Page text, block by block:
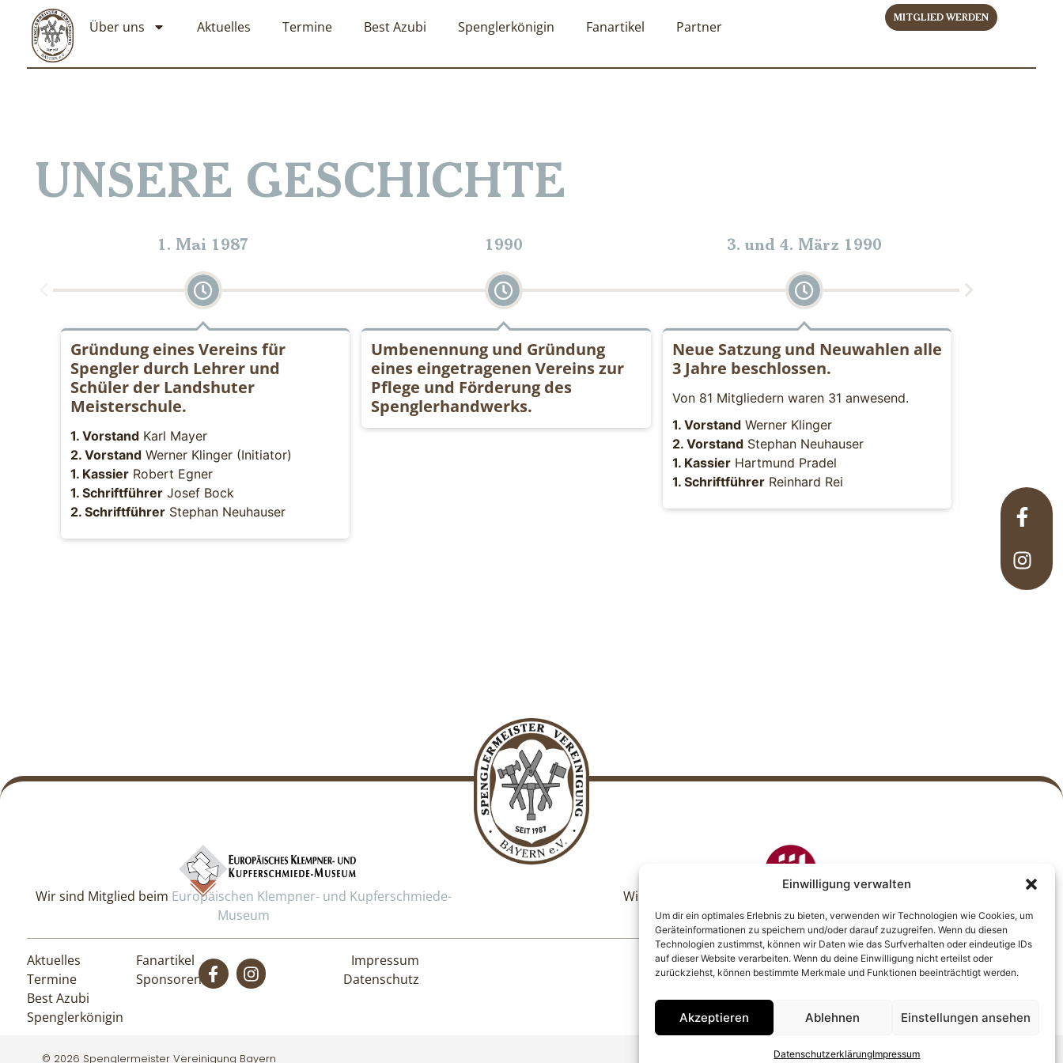
Einwilligung verwalten
Um dir ein optimales Erlebnis zu bieten, verwenden wir Technologien wie Cookies, um
Geräteinformationen zu speichern und/oder darauf zuzugreifen. Wenn du diesen
Technologien zustimmst, können wir Daten wie das Surfverhalten oder eindeutige IDs
auf dieser Website verarbeiten. Wenn du deine Einwilligung nicht erteilst oder
zurückziehst, können bestimmte Merkmale und Funktionen beeinträchtigt werden.
Akzeptieren Ablehnen Einstellungen ansehen
DatenschutzerklärungImpressum
Über uns Aktuelles Termine Best Azubi Spenglerkönigin Fanartikel Partner
MITGLIED WERDEN
UNSERE GESCHICHTE
1. Mai 1987
Gründung eines Vereins für
Spengler durch Lehrer und
Schüler der Landshuter
Meisterschule.
1. Vorstand Karl Mayer
2. Vorstand Werner Klinger (Initiator)
1. Kassier Robert Egner
1. Schriftführer Josef Bock
2. Schriftführer Stephan Neuhauser
1990
Umbenennung und Gründung
eines eingetragenen Vereins zur
Pflege und Förderung des
Spenglerhandwerks.
3. und 4. März 1990
Neue Satzung und Neuwahlen alle
3 Jahre beschlossen.
Von 81 Mitgliedern waren 31 anwesend.
1. VorstandWerner Klinger
2. VorstandStephan Neuhauser
1. KassierHartmund Pradel
1. SchriftführerReinhard Rei
15
deutscher
Wir sind Mitglied beim Europäischen Klempner- und Kupferschmiede-
Museum
Wir sind Gründungsmitglied vomInternationalen Interessenbund
Baumetalle
Aktuelles
Termine
Best Azubi
Spenglerkönigin
Fanartikel
Sponsoren
Impressum
Datenschutz
© 2026 Spenglermeister Vereinigung Bayern gemacht mit